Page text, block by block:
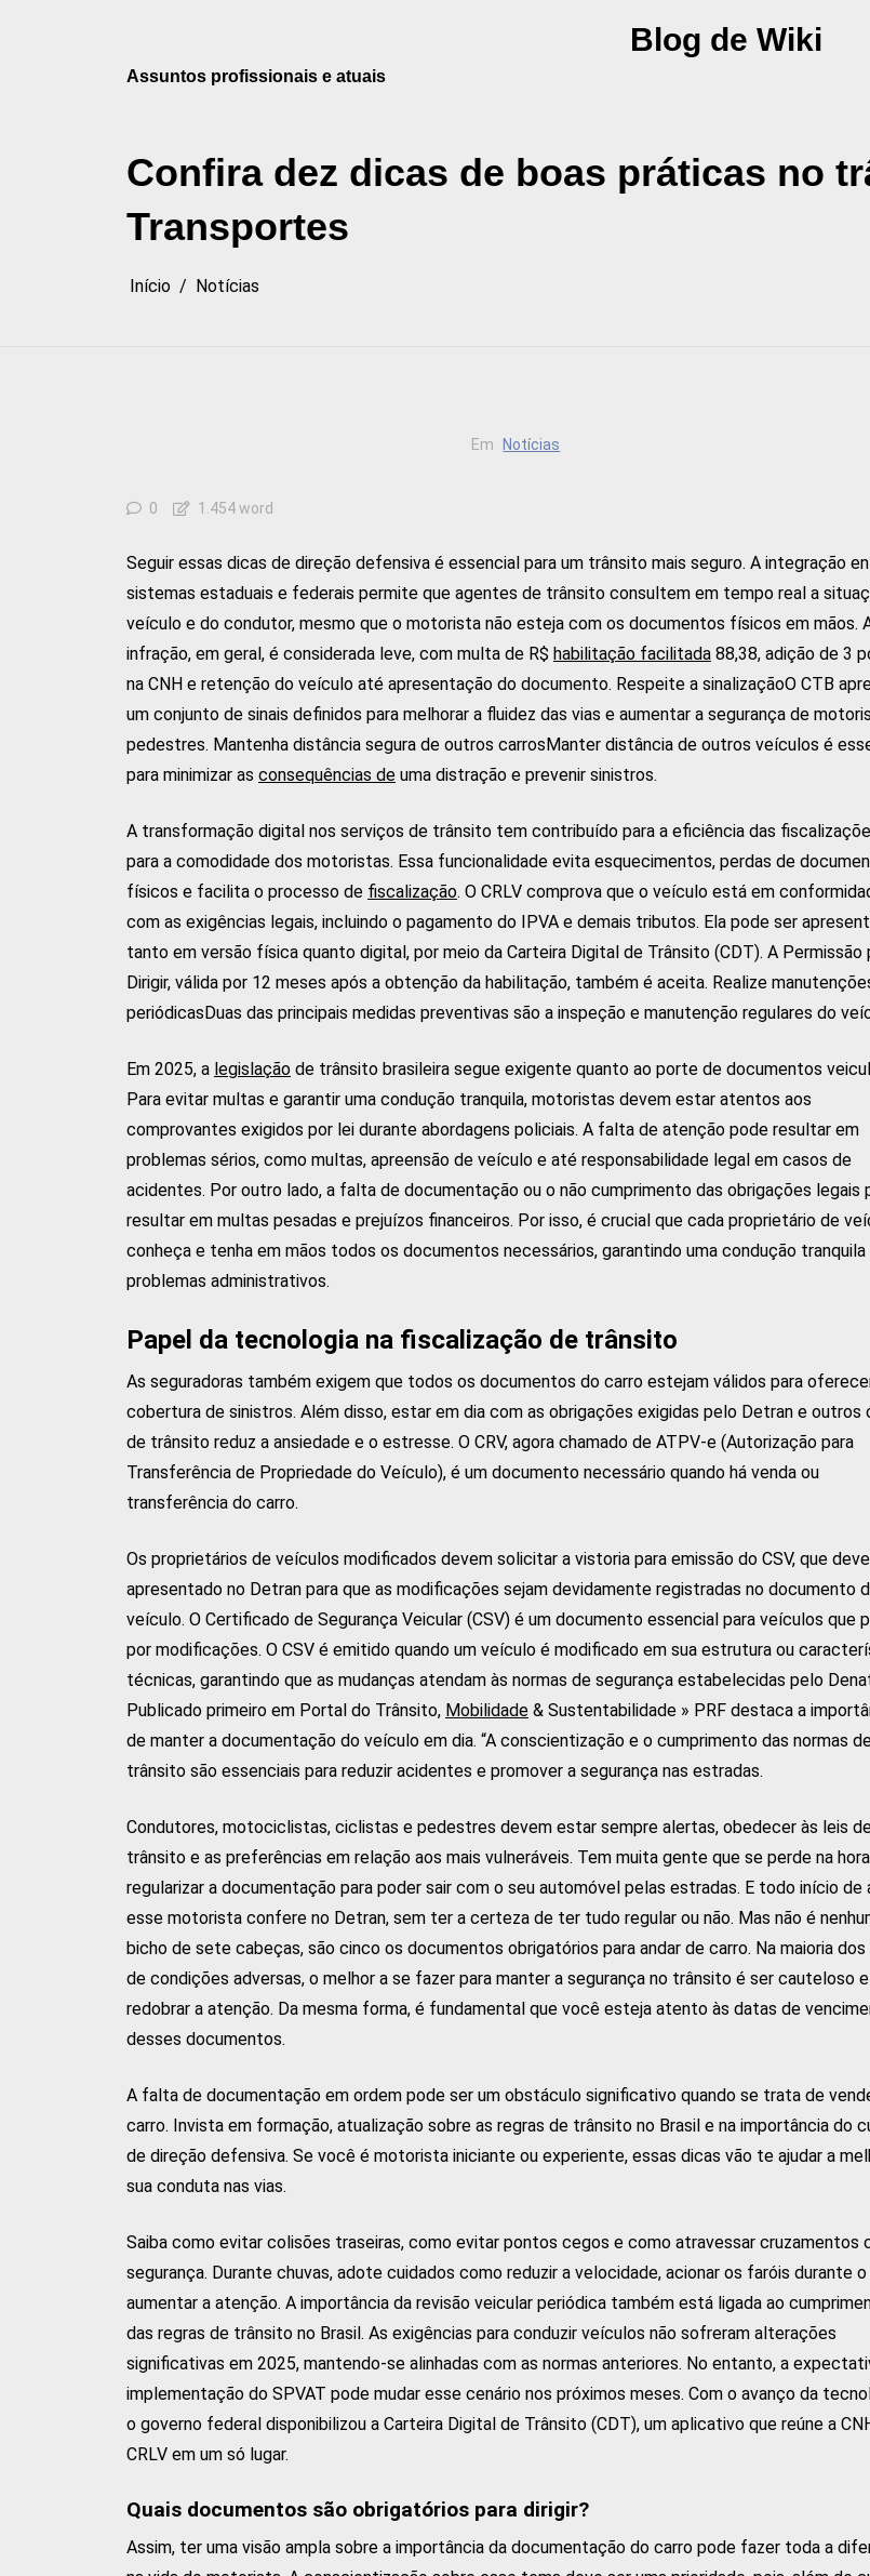
Blog de Wiki
Assuntos profissionais e atuais
Confira dez dicas de boas práticas no
Transportes
Início Notícias
Em Notícias
0 1.454 word
Seguir essas dicas de direção defensiva é essencial para um trânsito mais seguro. A integração
sistemas estaduais e federais permite que agentes de trânsito consultem em tempo real a
veículo e do condutor, mesmo que o motorista não esteja com os documentos físicos em mãos.
infração, em geral, é considerada leve, com multa de R$ habilitação facilitada 88,38, adição de 3
na CNH e retenção do veículo até apresentação do documento. Respeite a sinalizaçãoO CTB
um conjunto de sinais definidos para melhorar a fluidez das vias e aumentar a segurança de
pedestres. Mantenha distância segura de outros carrosManter distância de outros veículos é
para minimizar as consequências de uma distração e prevenir sinistros.
A transformação digital nos serviços de trânsito tem contribuído para a eficiência das
para a comodidade dos motoristas. Essa funcionalidade evita esquecimentos, perdas de
físicos e facilita o processo de fiscalização. O CRLV comprova que o veículo está em
com as exigências legais, incluindo o pagamento do IPVA e demais tributos. Ela pode ser
tanto em versão física quanto digital, por meio da Carteira Digital de Trânsito (CDT). A Permissão
Dirigir, válida por 12 meses após a obtenção da habilitação, também é aceita. Realize
periódicasDuas das principais medidas preventivas são a inspeção e manutenção regulares do
Em 2025, a legislação de trânsito brasileira segue exigente quanto ao porte de documentos
Para evitar multas e garantir uma condução tranquila, motoristas devem estar atentos aos
comprovantes exigidos por lei durante abordagens policiais. A falta de atenção pode resultar em
problemas sérios, como multas, apreensão de veículo e até responsabilidade legal em casos de
acidentes. Por outro lado, a falta de documentação ou o não cumprimento das obrigações legais
resultar em multas pesadas e prejuízos financeiros. Por isso, é crucial que cada proprietário de
conheça e tenha em mãos todos os documentos necessários, garantindo uma condução tranquila
problemas administrativos.
Papel da tecnologia na fiscalização de trânsito
As seguradoras também exigem que todos os documentos do carro estejam válidos para
cobertura de sinistros. Além disso, estar em dia com as obrigações exigidas pelo Detran e outros
de trânsito reduz a ansiedade e o estresse. O CRV, agora chamado de ATPV-e (Autorização para
Transferência de Propriedade do Veículo), é um documento necessário quando há venda ou
transferência do carro.
Os proprietários de veículos modificados devem solicitar a vistoria para emissão do CSV, que
apresentado no Detran para que as modificações sejam devidamente registradas no documento
veículo. O Certificado de Segurança Veicular (CSV) é um documento essencial para veículos que
por modificações. O CSV é emitido quando um veículo é modificado em sua estrutura ou
técnicas, garantindo que as mudanças atendam às normas de segurança estabelecidas pelo
Publicado primeiro em Portal do Trânsito, Mobilidade & Sustentabilidade » PRF destaca a
de manter a documentação do veículo em dia. “A conscientização e o cumprimento das normas
trânsito são essenciais para reduzir acidentes e promover a segurança nas estradas.
Condutores, motociclistas, ciclistas e pedestres devem estar sempre alertas, obedecer às leis
trânsito e as preferências em relação aos mais vulneráveis. Tem muita gente que se perde na
regularizar a documentação para poder sair com o seu automóvel pelas estradas. E todo início de
esse motorista confere no Detran, sem ter a certeza de ter tudo regular ou não. Mas não é
bicho de sete cabeças, são cinco os documentos obrigatórios para andar de carro. Na maioria dos
de condições adversas, o melhor a se fazer para manter a segurança no trânsito é ser cauteloso e
redobrar a atenção. Da mesma forma, é fundamental que você esteja atento às datas de
desses documentos.
A falta de documentação em ordem pode ser um obstáculo significativo quando se trata de
carro. Invista em formação, atualização sobre as regras de trânsito no Brasil e na importância do
de direção defensiva. Se você é motorista iniciante ou experiente, essas dicas vão te ajudar a
sua conduta nas vias.
Saiba como evitar colisões traseiras, como evitar pontos cegos e como atravessar cruzamentos
segurança. Durante chuvas, adote cuidados como reduzir a velocidade, acionar os faróis durante o
aumentar a atenção. A importância da revisão veicular periódica também está ligada ao
das regras de trânsito no Brasil. As exigências para conduzir veículos não sofreram alterações
significativas em 2025, mantendo-se alinhadas com as normas anteriores. No entanto, a
implementação do SPVAT pode mudar esse cenário nos próximos meses. Com o avanço da
o governo federal disponibilizou a Carteira Digital de Trânsito (CDT), um aplicativo que reúne a
CRLV em um só lugar.
Quais documentos são obrigatórios para dirigir?
Assim, ter uma visão ampla sobre a importância da documentação do carro pode fazer toda a